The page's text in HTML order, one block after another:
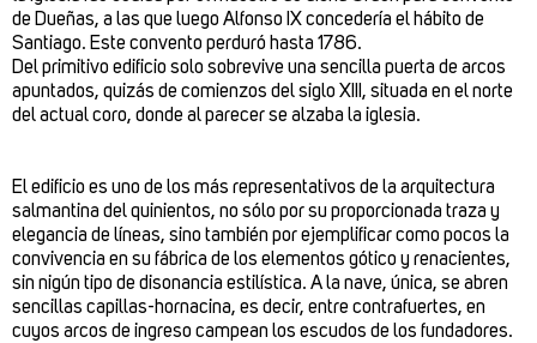
de Dueñas, a las que luego Alfonso IX concedería el hábito de
Santiago. Este convento perduró hasta 1786.
Del primitivo edificio solo sobrevive una sencilla puerta de arcos
apuntados, quizás de comienzos del siglo XIII, situada en el norte
del actual coro, donde al parecer se alzaba la iglesia.
El edificio es uno de los más representativos de la arquitectura
salmantina del quinientos, no sólo por su proporcionada traza y
elegancia de líneas, sino también por ejemplificar como pocos la
convivencia en su fábrica de los elementos gótico y renacientes,
sin nigún tipo de disonancia estilística. A la nave, única, se abren
sencillas capillas-hornacina, es decir, entre contrafuertes, en
cuyos arcos de ingreso campean los escudos de los fundadores.